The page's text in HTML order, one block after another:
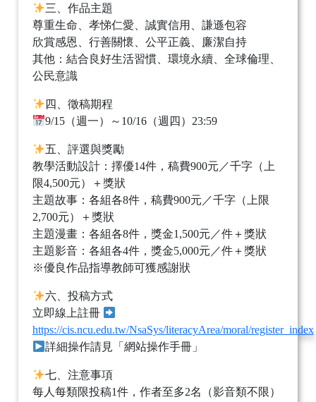
三、作品主題
尊重生命、孝悌仁愛、誠實信用、謙遜包容
欣賞感恩、行善關懷、公平正義、廉潔自持
其他：結合良好生活習慣、環境永續、全球倫理、
公民意識
四、徵稿期程
9/15（週一）～10/16（週四）23:59
五、評選與獎勵
教學活動設計：擇優14件，稿費900元／千字（上
限4,500元）＋獎狀
主題故事：各組各8件，稿費900元／千字（上限
2,700元）＋獎狀
主題漫畫：各組各8件，獎金1,500元／件＋獎狀
主題影音：各組各4件，獎金5,000元／件＋獎狀
※優良作品指導教師可獲感謝狀
六、投稿方式
立即線上註冊
https://cis.ncu.edu.tw/NsaSys/literacyArea/moral/register_index
詳細操作請見「網站操作手冊」
七、注意事項
每人每類限投稿1件，作者至多2名（影音類不限）